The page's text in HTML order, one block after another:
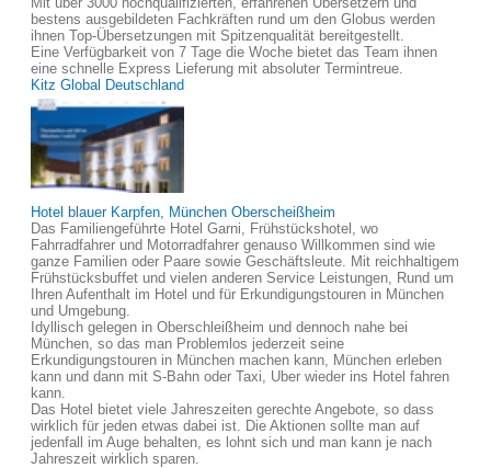
bestens ausgebildeten Fachkräften rund um den Globus werden
ihnen Top-Übersetzungen mit Spitzenqualität bereitgestellt.
Eine Verfügbarkeit von 7 Tage die Woche bietet das Team ihnen
eine schnelle Express Lieferung mit absoluter Termintreue.
Kitz Global Deutschland
Hotel blauer Karpfen, München Oberscheißheim
Das Familiengeführte Hotel Garni, Frühstückshotel, wo
Fahrradfahrer und Motorradfahrer genauso Willkommen sind wie
ganze Familien oder Paare sowie Geschäftsleute. Mit reichhaltigem
Frühstücksbuffet und vielen anderen Service Leistungen, Rund um
Ihren Aufenthalt im Hotel und für Erkundigungstouren in München
und Umgebung.
Idyllisch gelegen in Oberschleißheim und dennoch nahe bei
München, so das man Problemlos jederzeit seine
Erkundigungstouren in München machen kann, München erleben
kann und dann mit S-Bahn oder Taxi, Uber wieder ins Hotel fahren
kann.
Das Hotel bietet viele Jahreszeiten gerechte Angebote, so dass
wirklich für jeden etwas dabei ist. Die Aktionen sollte man auf
jedenfall im Auge behalten, es lohnt sich und man kann je nach
Jahreszeit wirklich sparen.